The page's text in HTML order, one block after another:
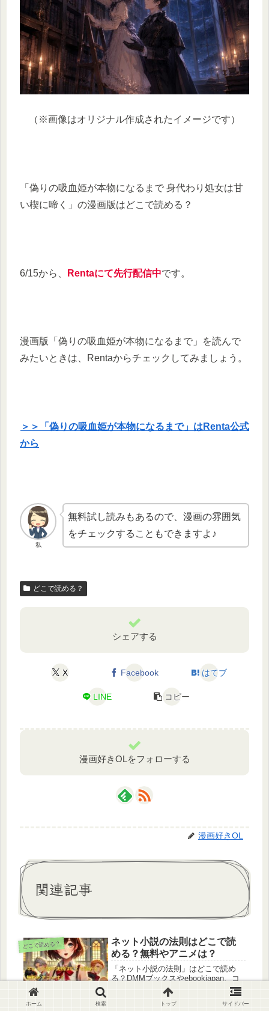
（※画像はオリジナル作成されたイメージです）
「偽りの吸血姫が本物になるまで 身代わり処女は甘
い楔に啼く」の漫画版はどこで読める？
6/15から、 Rentaにて先行配信中です。
漫画版「偽りの吸血姫が本物になるまで」を読んで
みたいときは、Rentaからチェックしてみましょう。
＞＞「偽りの吸血姫が本物になるまで」はRenta公式
から
私
無料試し読みもあるので、漫画の雰囲気
をチェックすることもできますよ♪
どこで読める？
シェアする
X Facebook はてブ
LINE コピー
漫画好きOLをフォローする
漫画好きOL
関連記事
どこで読める？
ネット小説の法則はどこで読
める？無料やアニメは？
「ネット小説の法則」はどこで読め
る？DMMブックスやebookjapan、コ
ミックシーモアなどの電子書籍サービ
スを比較し、無料で読む方法や英語版
情報も解説。違法サイトの注意点や安
ホーム 検索 トップ サイドバー